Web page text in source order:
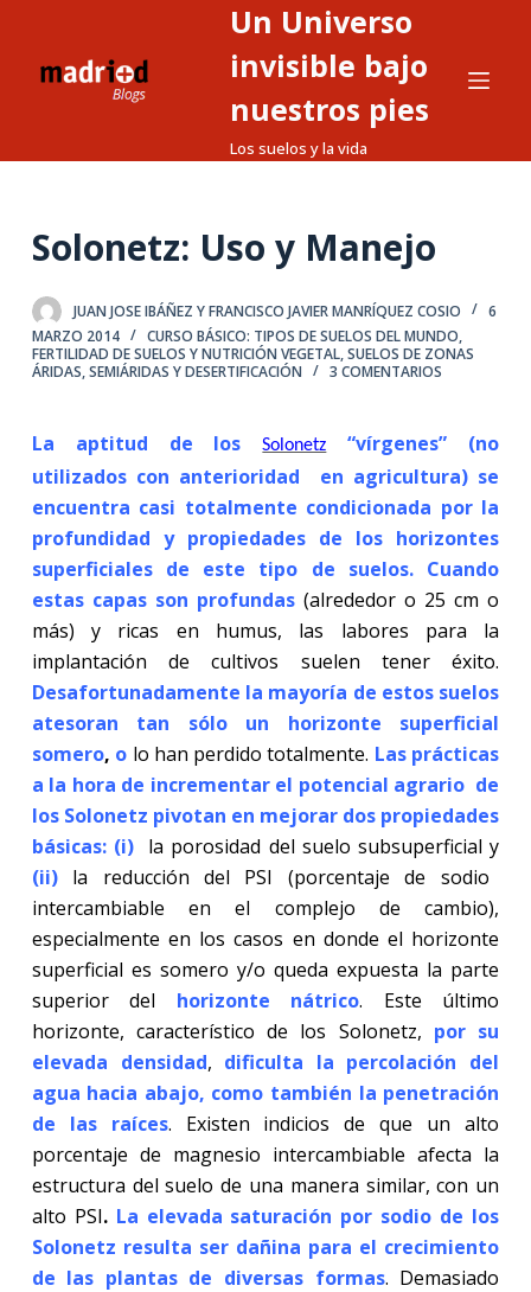
o
n
d
o
Un Universo
invisible bajo
nuestros pies
Los suelos y la vida
Solonetz: Uso y Manejo
JUAN JOSE IBÁÑEZ Y FRANCISCO JAVIER MANRÍQUEZ COSIO
6
MARZO 2014
CURSO BÁSICO: TIPOS DE SUELOS DEL MUNDO,
FERTILIDAD DE SUELOS Y NUTRICIÓN VEGETAL,SUELOS DE ZONAS
ÁRIDAS, SEMIÁRIDAS Y DESERTIFICACIÓN
3 COMENTARIOS
La aptitud de losSolonetz
“vírgenes” (no
utilizados con anterioridad en agricultura) se
encuentra casi totalmente condicionada por la
profundidad y propiedades de los horizontes
superficiales de este tipo de suelos. Cuando
estas capas son profundas(alrededor o 25 cm o
más) y ricas en humus, las labores para la
implantación de cultivos suelen tener éxito.
Desafortunadamente la mayoría de estos suelos
atesoran tan sólo un horizonte superficial
somero, o lo han perdido totalmente. Las prácticas
a la hora de incrementar el potencial agrario de
los Solonetz pivotan en mejorar dos propiedades
básicas: (i) la porosidad del suelo subsuperficial y
(ii)la reducción del PSI (porcentaje de sodio
intercambiable en el complejo de cambio),
especialmente en los casos en donde el horizonte
superficial es somero y/o queda expuesta la parte
superior del horizonte nátrico. Este último
horizonte, característico de los Solonetz, por su
elevada densidad, dificulta la percolación del
agua hacia abajo, como también la penetración
de las raíces. Existen indicios de que un alto
porcentaje de magnesio intercambiable afecta la
estructura del suelo de una manera similar, con un
alto PSI. La elevada saturación por sodio de los
Solonetz resulta ser dañina para el crecimiento
de las plantas de diversas formas. Demasiado